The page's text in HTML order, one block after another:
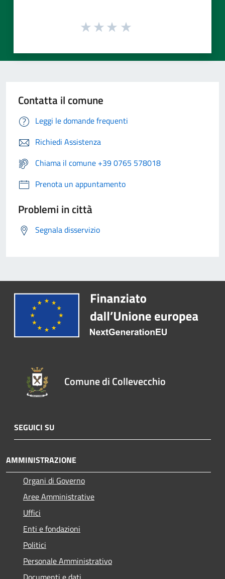
Contatta il comune
Leggi le domande frequenti
Richiedi Assistenza
Chiama il comune +39 0765 578018
Prenota un appuntamento
Problemi in città
Segnala disservizio
Comune di Collevecchio
SEGUICI SU
AMMINISTRAZIONE
Organi di Governo
Aree Amministrative
Uffici
Enti e fondazioni
Politici
Personale Amministrativo